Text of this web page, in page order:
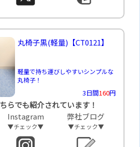
丸椅子黒(軽量) 【CT0121】
軽量で持ち運びしやすいシンプルな
丸椅子！
3日間160円
らでも紹介されています！
Instagram
▼チェック▼
弊社ブログ
▼チェック▼